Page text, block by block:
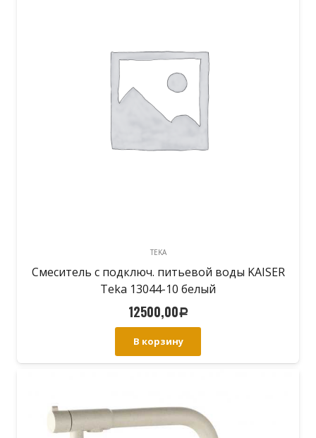
TEKA
Смеситель с подключ. питьевой воды KAISER
Teka 13044-10 белый
12500,00Р
В корзину